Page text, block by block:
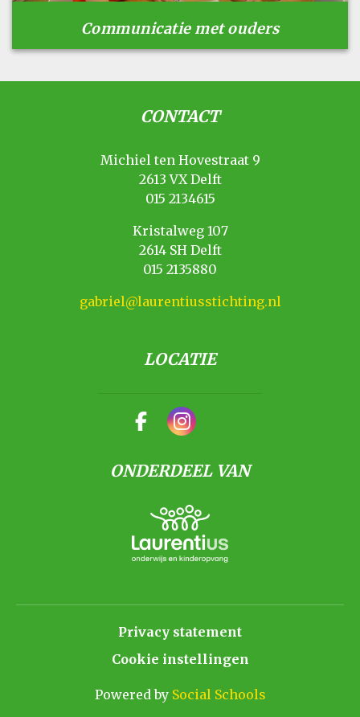
Communicatie met ouders
CONTACT
Michiel ten Hovestraat 9
2613 VX Delft
015 2134615
Kristalweg 107
2614 SH Delft
015 2135880
gabriel@laurentiusstichting.nl
LOCATIE
ONDERDEEL VAN
Privacy statement
Cookie instellingen
Powered by Social Schools